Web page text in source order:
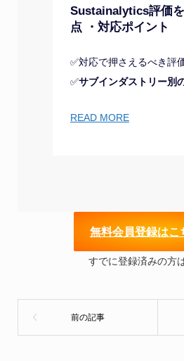
Sustainalytics評価
点 ・対応ポイント
✅対応で押さえるべき評
✅サブインダストリー別
READ MORE
無料会員登録はこ
すでに登録済みの方